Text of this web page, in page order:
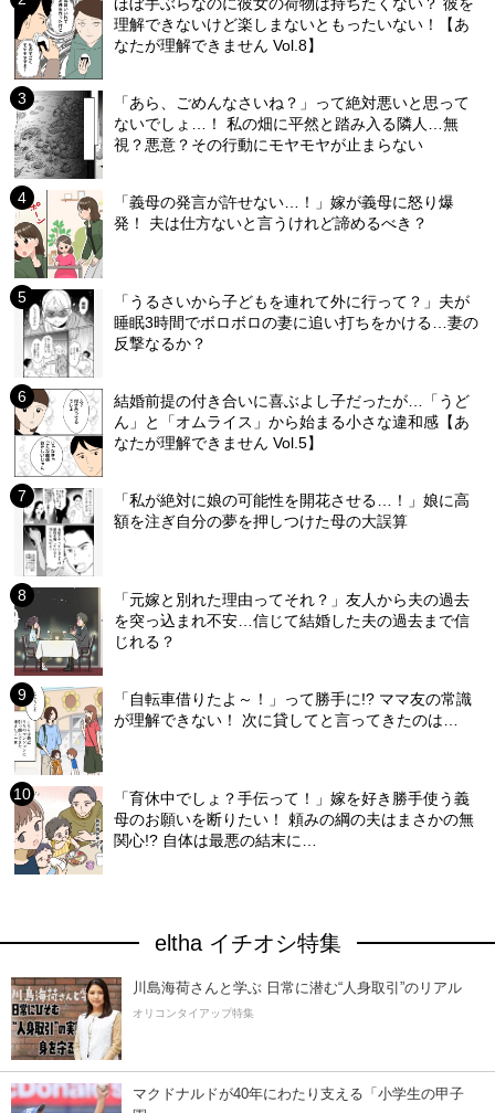
理解できないけど楽しまないともったいない！【あ
なたが理解できません Vol.8】
「あら、ごめんなさいね？」って絶対悪いと思って
ないでしょ…！ 私の畑に平然と踏み入る隣人…無
視？悪意？その行動にモヤモヤが止まらない
「義母の発言が許せない…！」嫁が義母に怒り爆
発！ 夫は仕方ないと言うけれど諦めるべき？
「うるさいから子どもを連れて外に行って？」夫が
睡眠3時間でボロボロの妻に追い打ちをかける…妻の
反撃なるか？
結婚前提の付き合いに喜ぶよし子だったが…「うど
ん」と「オムライス」から始まる小さな違和感【あ
なたが理解できません Vol.5】
「私が絶対に娘の可能性を開花させる…！」娘に高
額を注ぎ自分の夢を押しつけた母の大誤算
「元嫁と別れた理由ってそれ？」友人から夫の過去
を突っ込まれ不安…信じて結婚した夫の過去まで信
じれる？
「自転車借りたよ～！」って勝手に!? ママ友の常識
が理解できない！ 次に貸してと言ってきたのは…
「育休中でしょ？手伝って！」嫁を好き勝手使う義
母のお願いを断りたい！ 頼みの綱の夫はまさかの無
関心!? 自体は最悪の結末に…
eltha イチオシ特集
川島海荷さんと学ぶ 日常に潜む“人身取引”のリアル
オリコンタイアップ特集
マクドナルドが40年にわたり支える「小学生の甲子